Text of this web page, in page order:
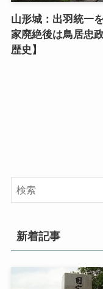
山形城：出羽統一
家廃絶後は鳥居忠
歴史】
新着記事